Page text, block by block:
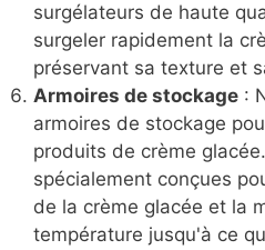
surgélateurs de haute
surgeler rapidement la
préservant sa texture et
Armoires de stockage :
armoires de stockage
produits de crème
spécialement conçues
de la crème glacée et la
température jusqu'à ce